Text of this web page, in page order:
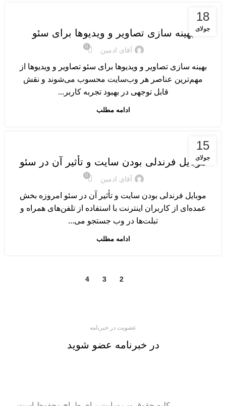
18
جولای
آموزش سئو پایه و مقدماتی
بهینه سازی تصاویر و ویدیوها برای سئو
آقای ادمین 0
بهینه سازی تصاویر و ویدیوها برای سئو تصاویر و ویدیوها از
مهم‌ترین عناصر هر وب‌سایت محسوب می‌شوند و نقش
قابل توجهی در بهبود تجربه کاربر...
ادامه مطلب
15
جولای
آموزش سئو پایه و مقدماتی
موبایل فرندلی بودن سایت و تأثیر آن در سئو
آقای ادمین 0
موبایل فرندلی بودن سایت و تأثیر آن در سئو امروزه بخش
عمده‌ای از کاربران اینترنت با استفاده از تلفن‌های همراه و
تبلت‌ها در وب جستجو می‌...
ادامه مطلب
2
3
4
عضویت در خبرنامه
در خبرنامه عضو شوید